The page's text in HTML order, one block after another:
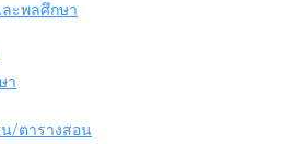
ะพลศึกษา
า
น/ตารางสอน